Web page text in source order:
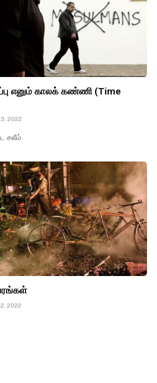
எனும் காலக் கண்ணி (Time
2022
சலீம்
2022